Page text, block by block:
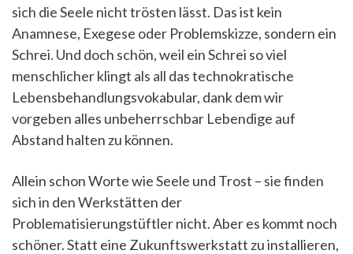
sich die Seele nicht trösten lässt. Das ist kein
Anamnese, Exegese oder Problemskizze, sondern ein
Schrei. Und doch schön, weil ein Schrei so viel
menschlicher klingt als all das technokratische
Lebensbehandlungsvokabular, dank dem wir
vorgeben alles unbeherrschbar Lebendige auf
Abstand halten zu können.
Allein schon Worte wie Seele und Trost – sie finden
sich in den Werkstätten der
Problematisierungstüftler nicht. Aber es kommt noch
schöner. Statt eine Zukunftswerkstatt zu installieren,